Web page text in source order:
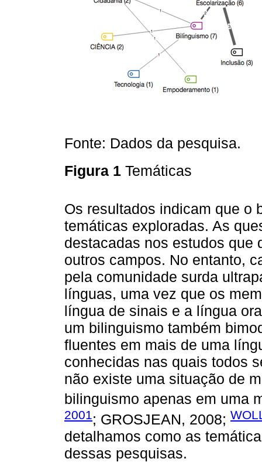
Fonte: Dados da pesquisa.
Figura 1 Temáticas
Os resultados indicam que o
temáticas exploradas. As
destacadas nos estudos que
outros campos. No entanto,
pela comunidade surda
línguas, uma vez que os
língua de sinais e a língua
um bilinguismo também
fluentes em mais de uma
conhecidas nas quais todos
não existe uma situação de
bilinguismo apenas em uma
2001; GROSJEAN, 2008;
detalhamos como as
dessas pesquisas.